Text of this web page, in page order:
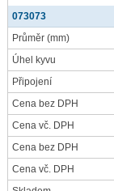
073073
Průměr (mm)
Úhel kyvu
Připojení
Cena bez DPH
Cena vč. DPH
Cena bez DPH
Cena vč. DPH